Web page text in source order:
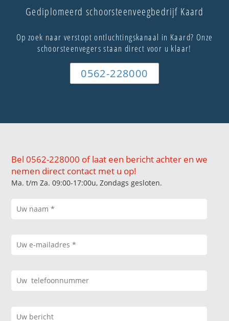
Gediplomeerd schoorsteenveegbedrijf Kaard
Op zoek naar verstopt ontluchtingskanaal in Kaard? Onze
schoorsteenvegers staan direct voor u klaar!
0562-228000
Bel 0562-228000 of laat een bericht achter en we
nemen direct contact met u op!
Ma. t/m Za. 09:00-17:00u, Zondags gesloten.